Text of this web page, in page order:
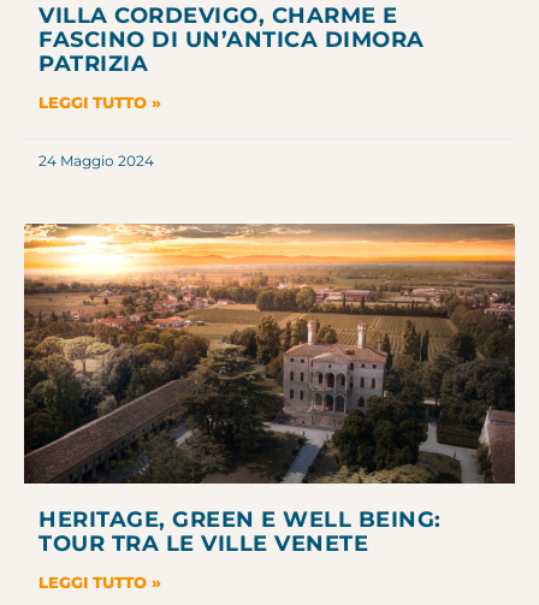
VILLA CORDEVIGO, CHARME E
FASCINO DI UN’ANTICA DIMORA
PATRIZIA
LEGGI TUTTO »
24 Maggio 2024
HERITAGE, GREEN E WELL BEING:
TOUR TRA LE VILLE VENETE
LEGGI TUTTO »